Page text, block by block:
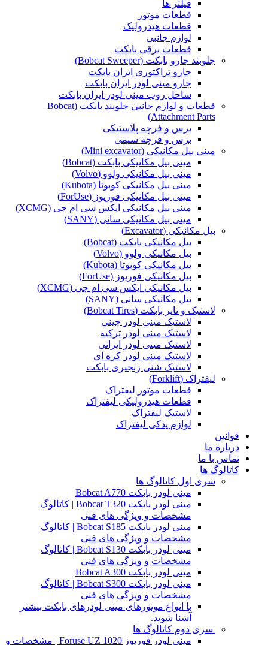
فیلتر ها
قطعات موتور
قطعات هیدرولیک
لوازم جانبی
قطعات برقی بابکت
جلوبند جارو بابکت (Bobcat Sweeper)
جارو تراکتوری ایران بابکت
جارو مینی لودر ایران بابکت
ساحل روب مینی لودر ایران بابکت
قطعات و لوازم جانبی جلوبند بابکت (Bobcat
Attachment Parts)
برس و فرچه پلاستیکی
برس و فرچه سیمی
مینی بیل مکانیکی (Mini excavator)
مینی بیل مکانیکی بابکت (Bobcat)
مینی بیل مکانیکی ولوو (Volvo)
مینی بیل مکانیکی کوبوتا (Kubota)
مینی بیل مکانیکی فوریوز (ForUse)
مینی بیل مکانیکی ایکس سی ام جی (XCMG)
مینی بیل مکانیکی سانی (SANY)
بیل مکانیکی (Excavator)
بیل مکانیکی بابکت (Bobcat)
بیل مکانیکی ولوو (Volvo)
بیل مکانیکی کوبوتا (Kubota)
بیل مکانیکی فوریوز (ForUse)
بیل مکانیکی ایکس سی ام جی (XCMG)
بیل مکانیکی سانی (SANY)
لاستیک و تایر بابکت (Bobcat Tires)
لاستیک مینی لودر چینی
لاستیک مینی لودر ترکیه
لاستیک مینی لودر ایرانی
لاستیک مینی لودر کره ای
لاستیک شنی زنجیری بابکت
لیفتراک (Forklift)
قطعات موتور لیفتراک
قطعات هیدرولیکی لیفتراک
لاستیک لیفتراک
لوازم یدکی لیفتراک
قوانین
درباره ما
تماس با ما
کاتالوگ ها
سری اول کاتالوگ ها
مینی لودر بابکت Bobcat A770
مینی لودر بابکت Bobcat T320 | کاتالوگ
مشخصات و ویژگی های فنی
مینی لودر بابکت Bobcat S185 | کاتالوگ
مشخصات و ویژگی های فنی
مینی لودر بابکت Bobcat S130 | کاتالوگ
مشخصات و ویژگی های فنی
مینی لودر بابکت Bobcat A300
مینی لودر بابکت Bobcat S300 | کاتالوگ
مشخصات و ویژگی های فنی
با انواع موتورهای مینی لودرهای بابکت بیشتر
آشنا شوید.
سری دوم کاتالوگ ها
مینی لودر فوریوز Foruse UZ 1020 | مشخصات و